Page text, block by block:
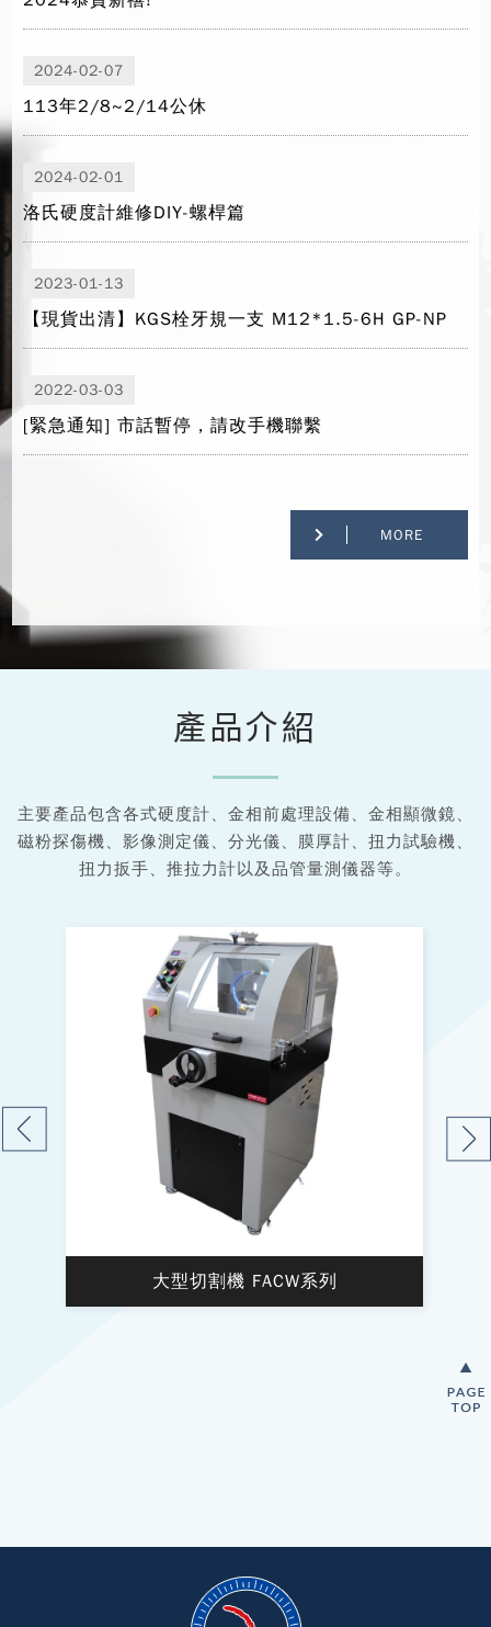
2024-02-07
113年2/8~2/14公休
2024-02-01
洛氏硬度計維修DIY-螺桿篇
2023-01-13
【現貨出清】KGS栓牙規一支 M12*1.5-6H GP-NP
2022-03-03
[緊急通知] 市話暫停，請改手機聯繫
MORE
產品介紹
主要產品包含各式硬度計、金相前處理設備、金相顯微鏡、
磁粉探傷機、影像測定儀、分光儀、膜厚計、扭力試驗機、
扭力扳手、推拉力計以及品管量測儀器等。
油壓鑲埋機 FOHM-32